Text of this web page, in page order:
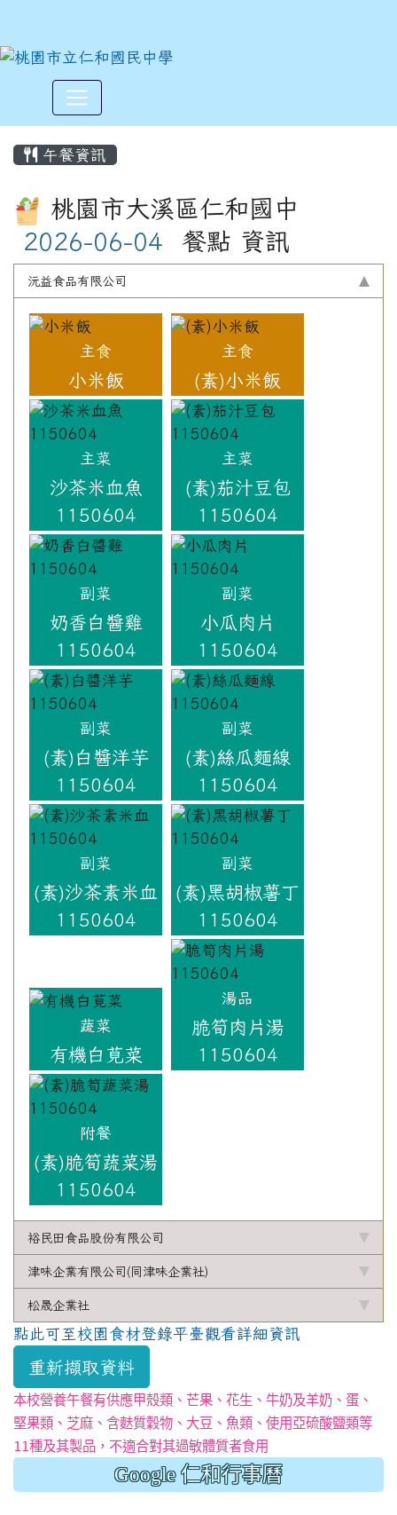
午餐資訊
桃園市大溪區仁和國中
餐點 資訊
沅益食品有限公司
主食
小米飯
主食
(素)小米飯
主菜
沙茶米血魚
1150604
主菜
(素)茄汁豆包
1150604
副菜
奶香白醬雞
1150604
副菜
小瓜肉片
1150604
副菜
(素)白醬洋芋
1150604
副菜
(素)絲瓜麵線
1150604
副菜
(素)沙茶素米血
1150604
副菜
(素)黑胡椒薯丁
1150604
蔬菜
有機白莧菜
湯品
脆筍肉片湯
1150604
附餐
(素)脆筍蔬菜湯
1150604
裕民田食品股份有限公司
津味企業有限公司(同津味企業社)
松晟企業社
點此可至校園食材登錄平臺觀看詳細資訊
重新擷取資料
本校營養午餐有供應甲殼類、芒果、花生、牛奶及羊奶、蛋、
堅果類、芝麻、含麩質穀物、大豆、魚類、使用亞硫酸鹽類等
11種及其製品，不適合對其過敏體質者食用
Google 仁和行事曆